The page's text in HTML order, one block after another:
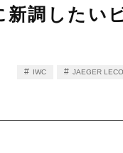
新調したい
IWC JAEGER